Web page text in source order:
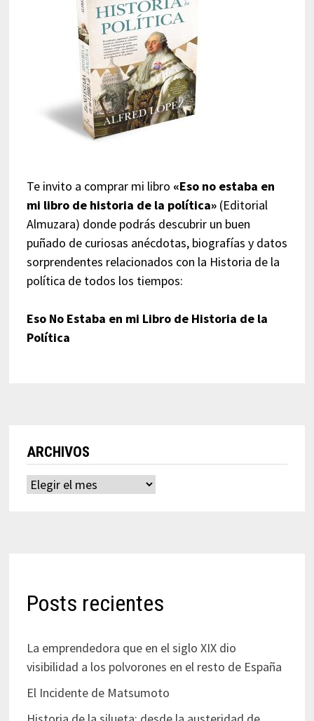
Te invito a comprar mi libro «Eso no estaba en
mi libro de historia de la política»(Editorial
Almuzara) donde podrás descubrir un buen
puñado de curiosas anécdotas, biografías y datos
sorprendentes relacionados con la Historia de la
política de todos los tiempos:
Eso No Estaba en mi Libro de Historia de la
Política
ARCHIVOS
Archivos
Posts recientes
La emprendedora que en el siglo XIX dio
visibilidad a los polvorones en el resto de España
El Incidente de Matsumoto